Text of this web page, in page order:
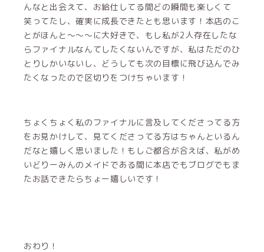
んなと出会えて、お給仕してる間どの瞬間も楽しくて
笑ってたし、確実に成長できたとも思います！本店のこ
とがほんと〜〜〜に大好きで、もし私が2人存在したな
らファイナルなんてしたくないんですが、私はただのひ
とりしかいないし、どうしても次の目標に飛び込んでみ
たくなったので区切りをつけちゃいます！
ちょくちょく私のファイナルに言及してくださってる方
をお見かけして、見てくださってる方はちゃんといるん
だなと嬉しく思いました！もしご都合が合えば、私がめ
いどりーみんのメイドである間に本店でもブログでもま
たお話できたらちょー嬉しいです！
おわり！